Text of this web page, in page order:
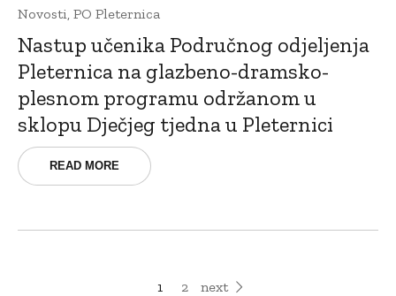
Novosti, PO Pleternica
Nastup učenika Područnog odjeljenja
Pleternica na glazbeno-dramsko-
plesnom programu održanom u
sklopu Dječjeg tjedna u Pleternici
READ MORE
1 2 next